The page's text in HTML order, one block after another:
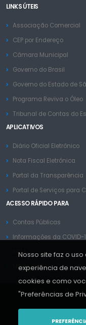
LINKS ÚTEIS
Associação Comercial
CEP por Endereço
Câmara Municipal
Governo do Brasil
Governo do Estado de
Programa Reviva o Óleo
Tribunal de Contas do
APLICATIVOS
Diário Oficial Eletrônico
Nota Fiscal Eletrônica
Portal da Transparência
Portal de Serviços para
ACESSO RÁPIDO PARA
Contas Públicas
Informações da COVID-
SGM
Mapa do Site
Copyright © ZC
Nosso site faz o
experiência de
cookies e como
"Preferências de